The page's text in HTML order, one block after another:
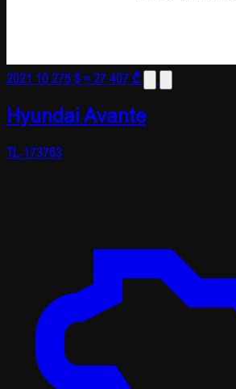
2021 10 275 $≈ 27 407 ₾
Hyundai Avante
TL-173763